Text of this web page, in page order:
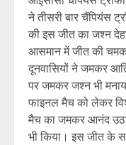
ने तीसरी बार चैंपियंस
की इस जीत का जश्न
आसमान में जीत की
दूनवासियों ने जमकर
पर जमकर जश्न भी
फाइनल मैच को लेकर
मैच का जमकर आनंद
भी किया। इस जीत के